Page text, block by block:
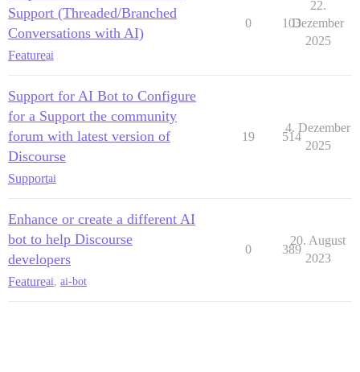
Support (Threaded/Branched
Conversations with AI)
Featureai
0 103
22.
Dezember
2025
Support for AI Bot to Configure
for a Support the community
forum with latest version of
Discourse
Supportai
19 514
4. Dezember
2025
Enhance or create a different AI
bot to help Discourse
developers
Featureai, ai-bot
0 389
20. August
2023